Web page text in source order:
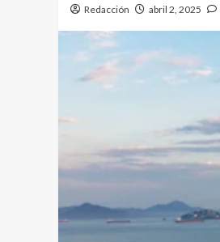
Redacción abril 2, 2025